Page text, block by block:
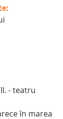
- teatru